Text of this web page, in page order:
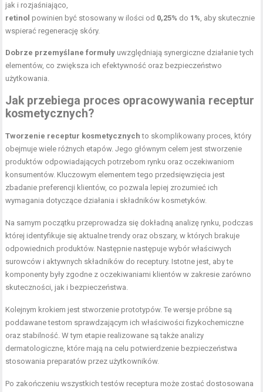
jak i rozjaśniająco,
retinol powinien być stosowany w ilości od 0,25% do 1%, aby skutecznie
wspierać regenerację skóry.
Dobrze przemyślane formuły uwzględniają synergiczne działanie tych
elementów, co zwiększa ich efektywność oraz bezpieczeństwo
użytkowania.
Jak przebiega proces opracowywania receptur
kosmetycznych?
Tworzenie receptur kosmetycznych to skomplikowany proces, który
obejmuje wiele różnych etapów. Jego głównym celem jest stworzenie
produktów odpowiadających potrzebom rynku oraz oczekiwaniom
konsumentów. Kluczowym elementem tego przedsięwzięcia jest
zbadanie preferencji klientów, co pozwala lepiej zrozumieć ich
wymagania dotyczące działania i składników kosmetyków.
Na samym początku przeprowadza się dokładną analizę rynku, podczas
której identyfikuje się aktualne trendy oraz obszary, w których brakuje
odpowiednich produktów. Następnie następuje wybór właściwych
surowców i aktywnych składników do receptury. Istotne jest, aby te
komponenty były zgodne z oczekiwaniami klientów w zakresie zarówno
skuteczności, jak i bezpieczeństwa.
Kolejnym krokiem jest stworzenie prototypów. Te wersje próbne są
poddawane testom sprawdzającym ich właściwości fizykochemiczne
oraz stabilność. W tym etapie realizowane są także analizy
dermatologiczne, które mają na celu potwierdzenie bezpieczeństwa
stosowania preparatów przez użytkowników.
Po zakończeniu wszystkich testów receptura może zostać dostosowana